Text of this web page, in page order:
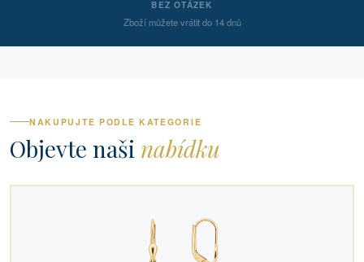
BEZ OTÁZEK
Zboží můžete vrátit do 14 dnů
NAKUPUJTE PODLE KATEGORIE
Objevte naši nabídku